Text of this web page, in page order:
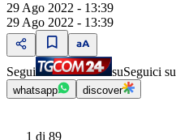
29 Ago 2022 - 13:39
29 Ago 2022 - 13:39
Segui suSeguici su
whatsapp discover
1 di 89